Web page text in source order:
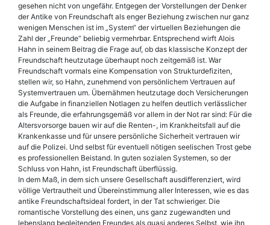
gesehen nicht von ungefähr. Entgegen der Vorstellungen der Denker
der Antike von Freundschaft als enger Beziehung zwischen nur ganz
wenigen Menschen ist im „System“ der virtuellen Beziehungen die
Zahl der „Freunde“ beliebig vermehrbar. Entsprechend wirft Alois
Hahn in seinem Beitrag die Frage auf, ob das klassische Konzept der
Freundschaft heutzutage überhaupt noch zeitgemäß ist. War
Freundschaft vormals eine Kompensation von Strukturdefiziten,
stellen wir, so Hahn, zunehmend von persönlichem Vertrauen auf
Systemvertrauen um. Übernähmen heutzutage doch Versicherungen
die Aufgabe in finanziellen Notlagen zu helfen deutlich verlässlicher
als Freunde, die erfahrungsgemäß vor allem in der Not rar sind: Für die
Altersvorsorge bauen wir auf die Renten-, im Krankheitsfall auf die
Krankenkasse und für unsere persönliche Sicherheit vertrauen wir
auf die Polizei. Und selbst für eventuell nötigen seelischen Trost gebe
es professionellen Beistand. In guten sozialen Systemen, so der
Schluss von Hahn, ist Freundschaft überflüssig.
In dem Maß, in dem sich unsere Gesellschaft ausdifferenziert, wird
völlige Vertrautheit und Übereinstimmung aller Interessen, wie es das
antike Freundschaftsideal fordert, in der Tat schwieriger. Die
romantische Vorstellung des einen, uns ganz zugewandten und
lebenslang begleitenden Freundes als quasi anderes Selbst, wie ihn